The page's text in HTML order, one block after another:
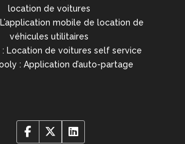
location de voitures
mobile de location de
véhicules utilitaires
: Location de voitures self service
: Application d’auto-partage